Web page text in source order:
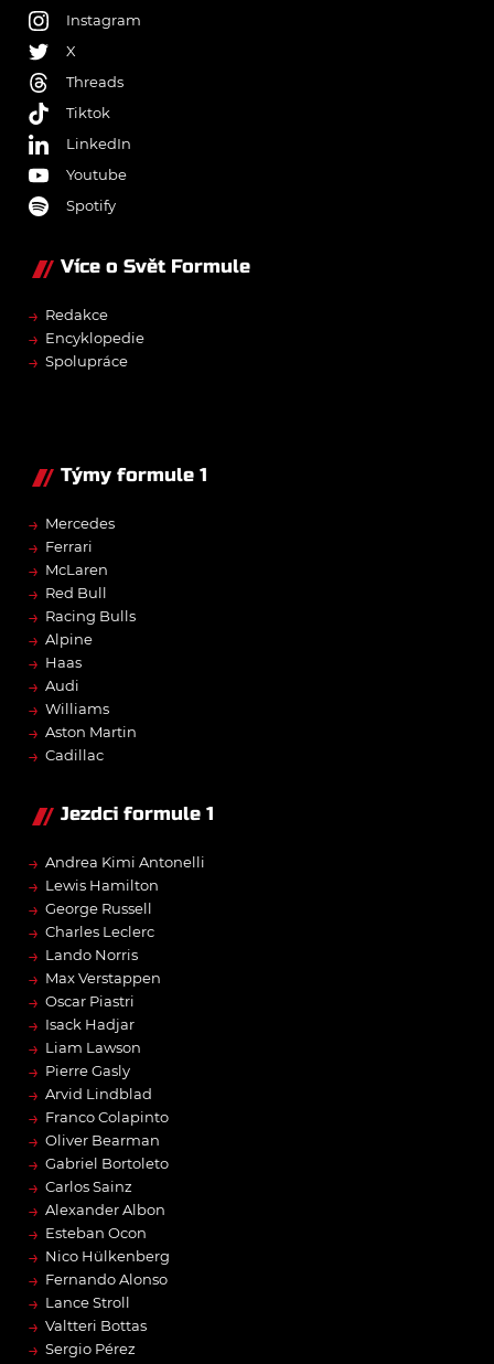
Instagram
X
Threads
Tiktok
LinkedIn
Youtube
Spotify
Více o Svět Formule
→ Redakce
→ Encyklopedie
→ Spolupráce
Týmy formule 1
→ Mercedes
→ Ferrari
→ McLaren
→ Red Bull
→ Racing Bulls
→ Alpine
→ Haas
→ Audi
→ Williams
→ Aston Martin
→ Cadillac
Jezdci formule 1
→ Andrea Kimi Antonelli
→ Lewis Hamilton
→ George Russell
→ Charles Leclerc
→ Lando Norris
→ Max Verstappen
→ Oscar Piastri
→ Isack Hadjar
→ Liam Lawson
→ Pierre Gasly
→ Arvid Lindblad
→ Franco Colapinto
→ Oliver Bearman
→ Gabriel Bortoleto
→ Carlos Sainz
→ Alexander Albon
→ Esteban Ocon
→ Nico Hülkenberg
→ Fernando Alonso
→ Lance Stroll
→ Valtteri Bottas
→ Sergio Pérez